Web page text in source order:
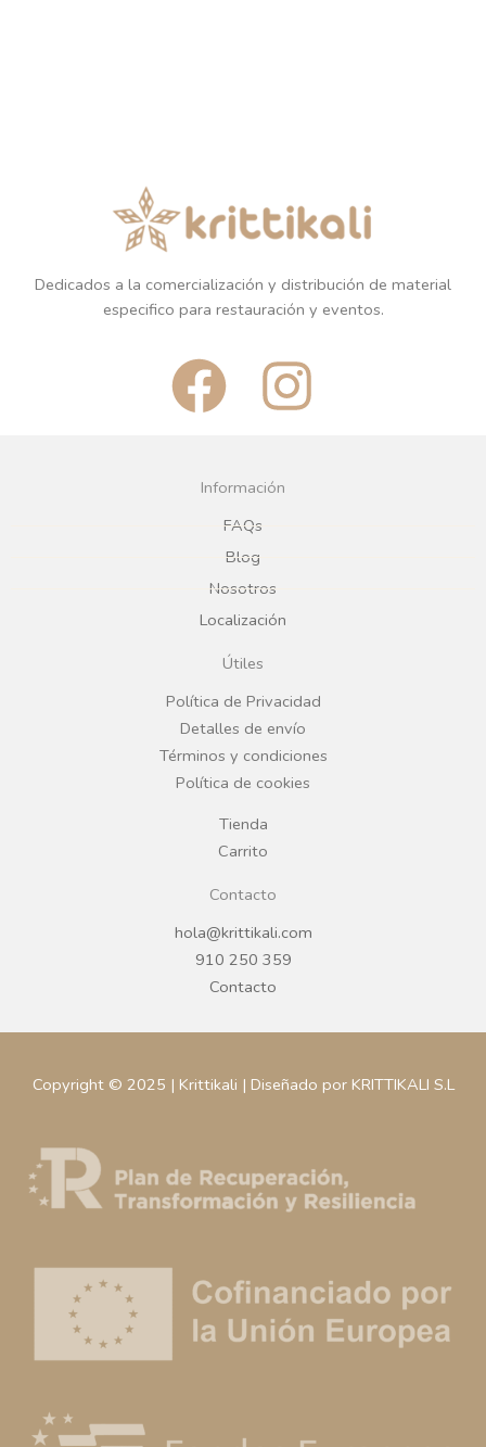
Dedicados a la comercialización y distribución de material
especifico para restauración y eventos.
F
a
c
e
b
o
o
k
I
n
g
r
a
Información
FAQs
Blog
Nosotros
Localización
Útiles
Política de Privacidad
Detalles de envío
Términos y condiciones
Política de cookies
Tienda
Carrito
Contacto
hola@krittikali.com
910 250 359
Contacto
Copyright © 2025 | Krittikali | Diseñado por KRITTIKALI S.L